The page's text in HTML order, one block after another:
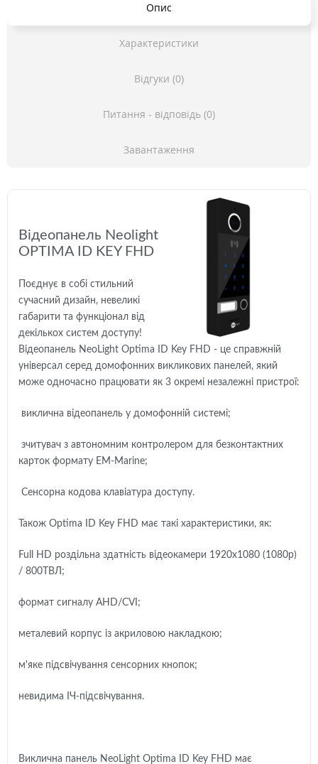
Опис
Характеристики
Відгуки (0)
Питання - відповідь (0)
Завантаження
Відеопанель Neolight
OPTIMA ID KEY FHD
Поєднує в собі стильний
сучасний дизайн, невеликі
габарити та функціонал від
декількох систем доступу!
Відеопанель NeoLight Optima ID Key FHD - це справжній
універсал серед домофонних викликових панелей, який
може одночасно працювати як 3 окремі незалежні пристрої:
виклична відеопанель у домофонній системі;
зчитувач з автономним контролером для безконтактних
карток формату EM-Marine;
Сенсорна кодова клавіатура доступу.
Також Optima ID Key FHD має такі характеристики, як:
Full HD роздільна здатність відеокамери 1920x1080 (1080р)
/ 800ТВЛ;
формат сигналу AHD/CVI;
металевий корпус із акриловою накладкою;
м'яке підсвічування сенсорних кнопок;
невидима ІЧ-підсвічування.
Виклична панель NeoLight Optima ID Key FHD має